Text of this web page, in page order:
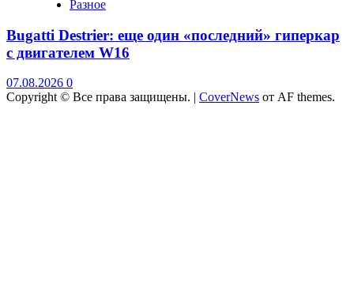
Разное
Bugatti Destrier: еще один «последний» гиперкар
с двигателем W16
07.08.2026 0
Copyright © Все права защищены. | CoverNews от AF themes.